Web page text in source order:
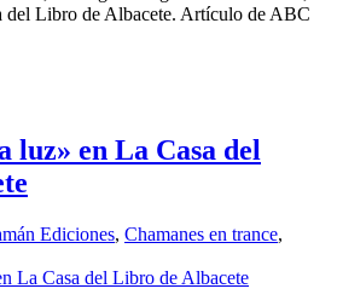
del Libro de Albacete. Artículo de ABC
luz» en La Casa del
Ediciones, Chamanes en trance,